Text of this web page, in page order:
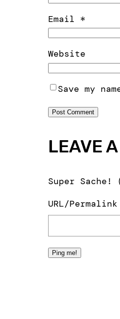
Email *
Website
Save my
LEAVE
Super Sache!
URL/